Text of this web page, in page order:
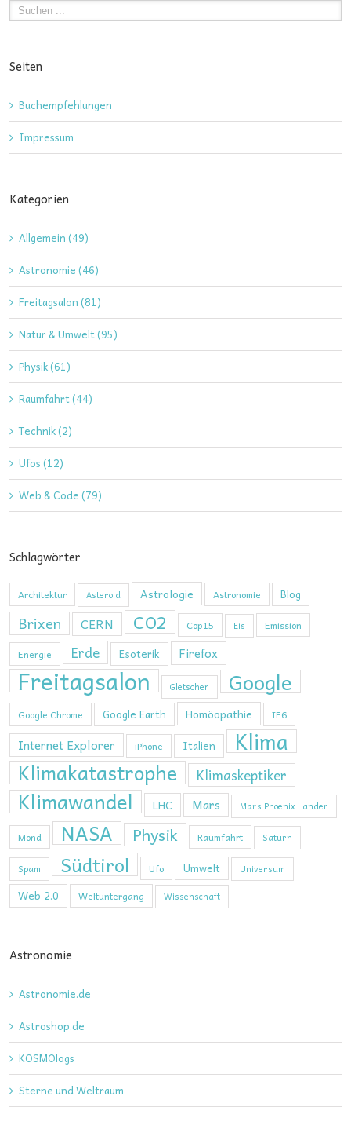
Seiten
Buchempfehlungen
Impressum
Kategorien
Allgemein (49)
Astronomie (46)
Freitagsalon (81)
Natur & Umwelt (95)
Physik (61)
Raumfahrt (44)
Technik (2)
Ufos (12)
Web & Code (79)
Schlagwörter
Architektur Asteroid Astrologie Astronomie Blog
Brixen CERN CO2 Cop15 Eis
Emission
Energie
Erde Esoterik Firefox
Freitagsalon Gletscher Google
Google Chrome Google Earth Homöopathie IE6
Internet Explorer iPhone Italien Klima
Klimakatastrophe Klimaskeptiker
Klimawandel LHC Mars Mars Phoenix Lander
Mond NASA Physik Raumfahrt Saturn
Spam Südtirol Ufo Umwelt Universum
Web 2.0 Weltuntergang Wissenschaft
Astronomie
Astronomie.de
Astroshop.de
KOSMOlogs
Sterne und Weltraum